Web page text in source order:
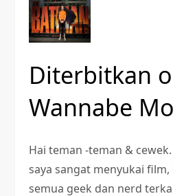
Diterbitkan
Wannabe
Hai teman -teman &
saya sangat menyukai
semua geek dan nerd